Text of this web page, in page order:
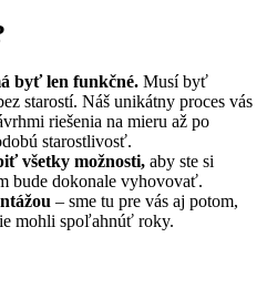
byť len funkčné. Musí byť
starostí. Náš unikátny proces vás
riešenia na mieru až po
starostlivosť.
všetky možnosti, aby ste si
bude dokonale vyhovovať.
– sme tu pre vás aj potom,
mohli spoľahnúť roky.